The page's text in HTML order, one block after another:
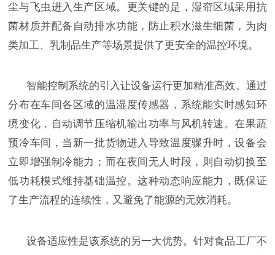
尘与飞虫进入生产区域。更关键的是，湿帘区域采用抗
菌材质并配备自动排水功能，防止积水滋生细菌，为肉
类加工、乳制品生产等场景提供了更安全的温控环境。
智能控制系统的引入让设备运行更加精准高效。通过
分布在车间各区域的温湿度传感器，系统能实时感知环
境变化，自动调节压缩机输出功率与风机转速。在果蔬
预冷车间，当新一批货物进入导致温度骤升时，设备会
立即增强制冷能力；而在夜间无人时段，则自动切换至
低功耗模式维持基础温控。这种动态响应能力，既保证
了生产流程的连续性，又避免了能源的无效消耗。
设备适应性是该系统的另一大优势。针对食品工厂不